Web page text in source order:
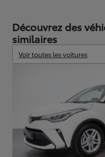
Découvrez des
similaires
Voir toutes les voitures